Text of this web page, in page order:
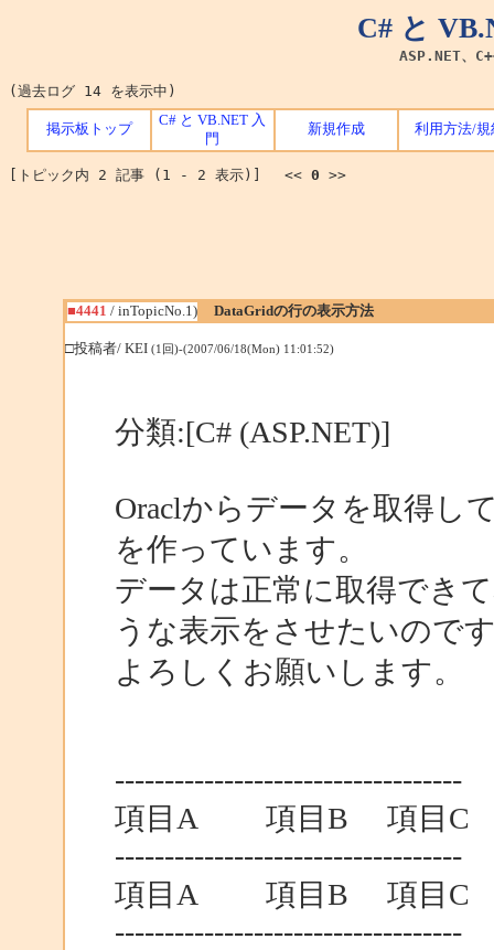
C# と
ASP.NET、
(過去ログ 14 を表示中)
掲示板トップ
C# と VB.NET 入
門
新規作成 利用方法/規
[トピック内 2 記事 (1 - 2 表示)] << 0 >>
■4441 / inTopicNo.1) DataGridの行の表示方法
□投稿者/ KEI (1回)-(2007/06/18(Mon) 11:01:52)
分類:[C# (ASP.NET)]
Oraclからデータを取得し
を作っています。
データは正常に取得でき
うな表示をさせたいので
よろしくお願いします。
-----------------------------------
項目A 項目B 項目C
-----------------------------------
項目A 項目B 項目C
-----------------------------------